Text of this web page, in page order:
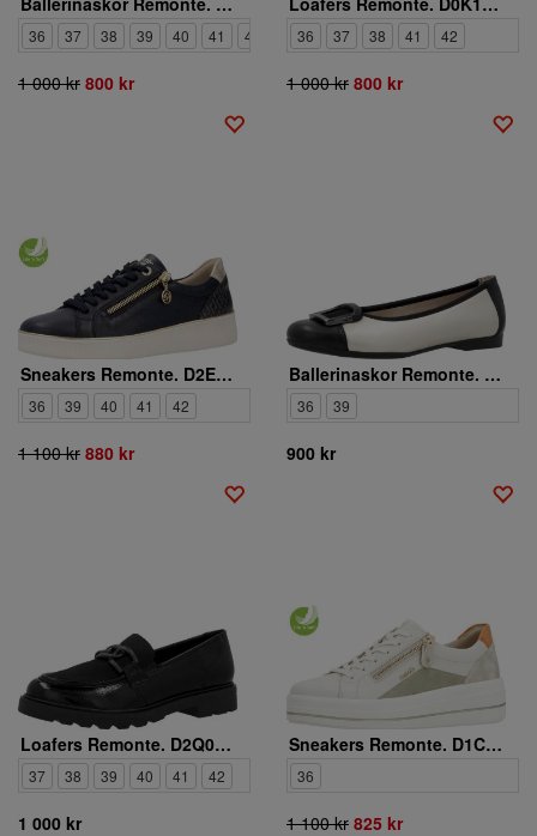
36 37 38 39 40 41 42
1 000 kr 800 kr
36 37 38 41 42
1 000 kr 800 kr
Sneakers Remonte. D2E00-14
36 39 40 41 42
1 100 kr 880 kr
Ballerinaskor Remonte. D0K12-90
36 39
900 kr
Loafers Remonte. D2Q01-02
37 38 39 40 41 42
1 000 kr
Sneakers Remonte. D1C01-81
36
1 100 kr 825 kr